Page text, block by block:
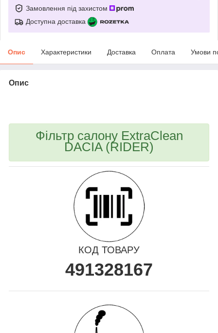
Замовлення під захистом
Доступна доставка
Опис Характеристики Доставка Оплата Умови
Опис
Фільтр салону ExtraClean
DACIA (RIDER)
КОД ТОВАРУ
491328167